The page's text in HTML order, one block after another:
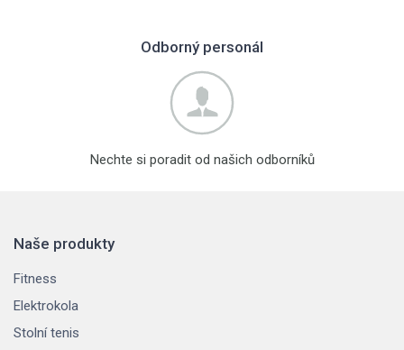
Odborný personál
Nechte si poradit od našich odborníků
Naše produkty
Fitness
Elektrokola
Stolní tenis